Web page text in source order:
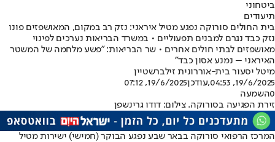
ביטחוני
תיעודים
בית החולים סורוקה נפגע מטיל איראני: נזק רב במקום, המאושפזים פונו
נזק כבד נגרם למבנים תפעוליים • במשרד הבריאות נערכים לפינוי
מאושפזים לבתי חולים אחרים • שר הבריאות: "פשע מלחמה של המשטר
האיראני – נמנע אסון כבד"
מיטל יסעור בית-אוררונית זילברשטיין
19/6/2025, 04:53
,עודכן19/6/2025, 07:12
0השמעה
זירת הפגיעה בסורוקה. צילום: דודו גרינשפן
המרכז הרפואי סורוקה בבאר שבע נפגע הבוקר (חמישי) ישירות מטיל